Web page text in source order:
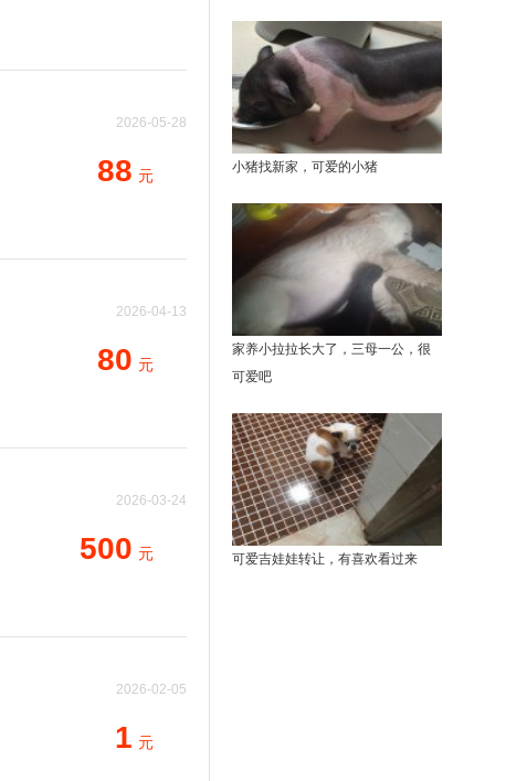
2026-05-28
88 元
2026-04-13
80 元
2026-03-24
500 元
2026-02-05
1 元
小猪找新家，可爱的小猪
家养小拉拉长大了，三母一公，很
可爱吧
可爱吉娃娃转让，有喜欢看过来